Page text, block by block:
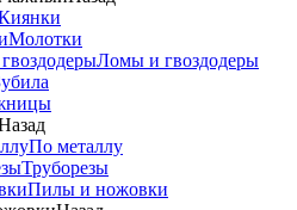
Молотки
Ломы и гвоздодеры
По металлу
Труборезы
Пилы и ножовки